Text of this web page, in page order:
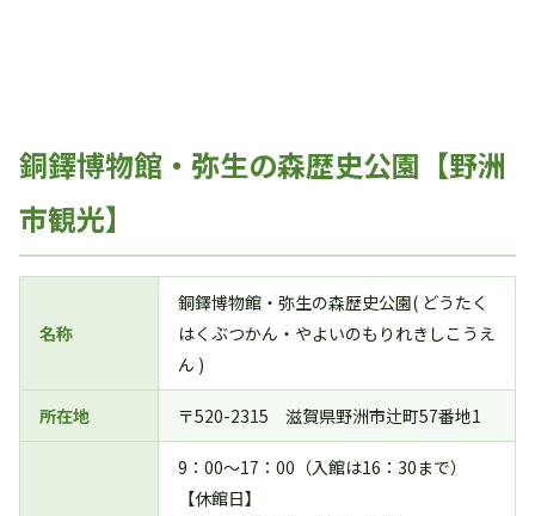
銅鐸博物館・弥生の森歴史公園【野洲
市観光】
名称
銅鐸博物館・弥生の森歴史公園( どうたく
はくぶつかん・やよいのもりれきしこうえ
ん )
所在地 〒520-2315 滋賀県野洲市辻町57番地1
9：00～17：00（入館は16：30まで）
【休館日】